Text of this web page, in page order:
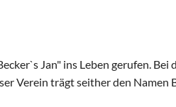
Neujahrskuchen backen
Jan" ins Leben gerufen. Bei
Verein trägt seither den Namen